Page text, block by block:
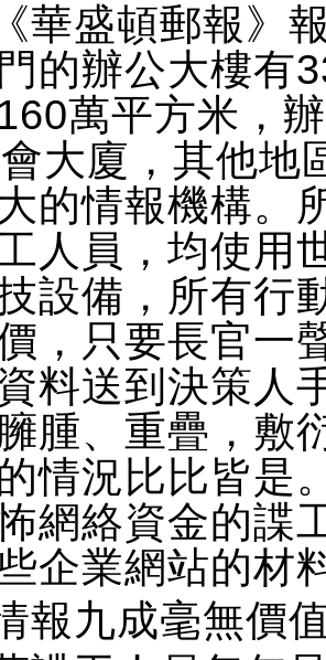
華盛頓郵報》
的辦公大樓有
萬平方米，
大廈，其他地
的情報機構。
人員，均使用
設備，所有行
，只要長官一
料送到決策人
腫、重疊，敷
情況比比皆是
網絡資金的諜
企業網站的材
報九成毫無價